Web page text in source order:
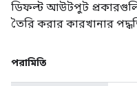
ডিফল্ট আউটপুট প্রকারগুলি
তৈরি করার কারখানার
পরামিতি